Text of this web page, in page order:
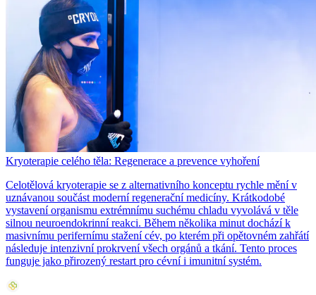
Kryoterapie celého těla: Regenerace a prevence vyhoření
Celotělová kryoterapie se z alternativního konceptu rychle mění v
uznávanou součást moderní regenerační medicíny. Krátkodobé
vystavení organismu extrémnímu suchému chladu vyvolává v těle
silnou neuroendokrinní reakci. Během několika minut dochází k
masivnímu perifernímu stažení cév, po kterém při opětovném zahřátí
následuje intenzivní prokrvení všech orgánů a tkání. Tento proces
funguje jako přirozený restart pro cévní i imunitní systém.